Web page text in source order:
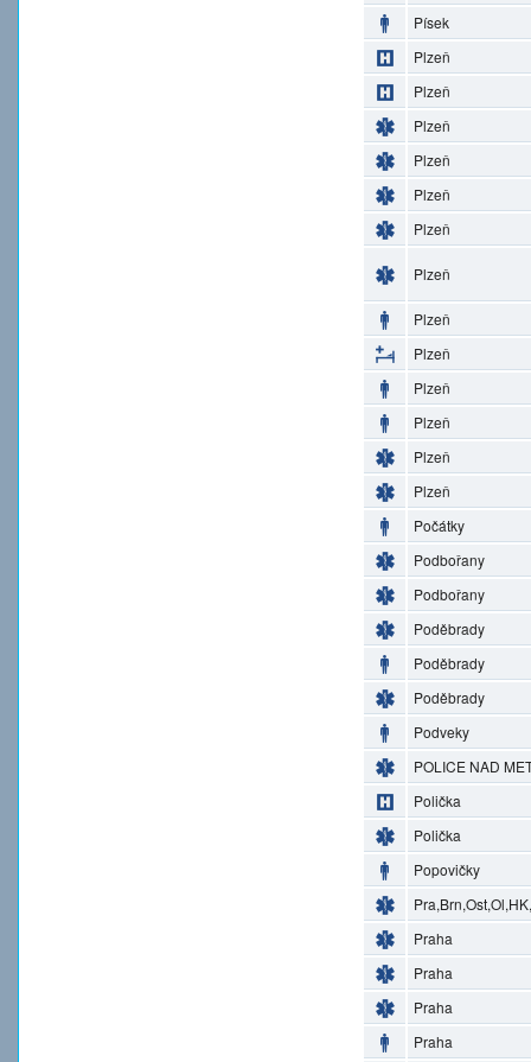
Písek
Plzeň
Plzeň
Plzeň
Plzeň
Plzeň
Plzeň
Plzeň
Plzeň
Plzeň
Plzeň
Plzeň
Plzeň
Plzeň
Počátky
Podbořany
Podbořany
Poděbrady
Poděbrady
Poděbrady
Podveky
POLICE NAD
Polička
Polička
Popovičky
Praha
Praha
Praha
Praha